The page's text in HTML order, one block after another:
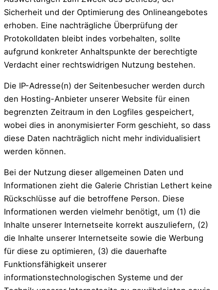
Sicherheit und der Optimierung des Onlineangebotes
erhoben. Eine nachträgliche Überprüfung der
Protokolldaten bleibt indes vorbehalten, sollte
aufgrund konkreter Anhaltspunkte der berechtigte
Verdacht einer rechtswidrigen Nutzung bestehen.
Die IP-Adresse(n) der Seitenbesucher werden durch
den Hosting-Anbieter unserer Website für einen
begrenzten Zeitraum in den Logfiles gespeichert,
wobei dies in anonymisierter Form geschieht, so dass
diese Daten nachträglich nicht mehr individualisiert
werden können.
Bei der Nutzung dieser allgemeinen Daten und
Informationen zieht die Galerie Christian Lethert keine
Rückschlüsse auf die betroffene Person. Diese
Informationen werden vielmehr benötigt, um (1) die
Inhalte unserer Internetseite korrekt auszuliefern, (2)
die Inhalte unserer Internetseite sowie die Werbung
für diese zu optimieren, (3) die dauerhafte
Funktionsfähigkeit unserer
informationstechnologischen Systeme und der